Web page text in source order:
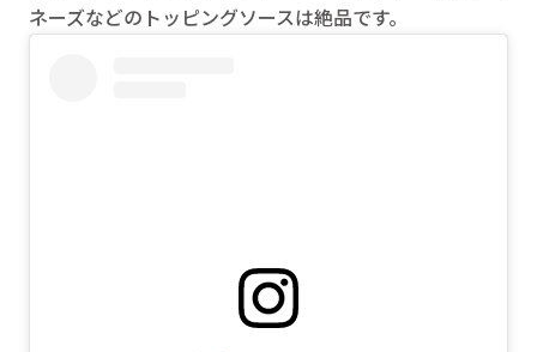
ネーズなどのトッピングソースは絶品です。